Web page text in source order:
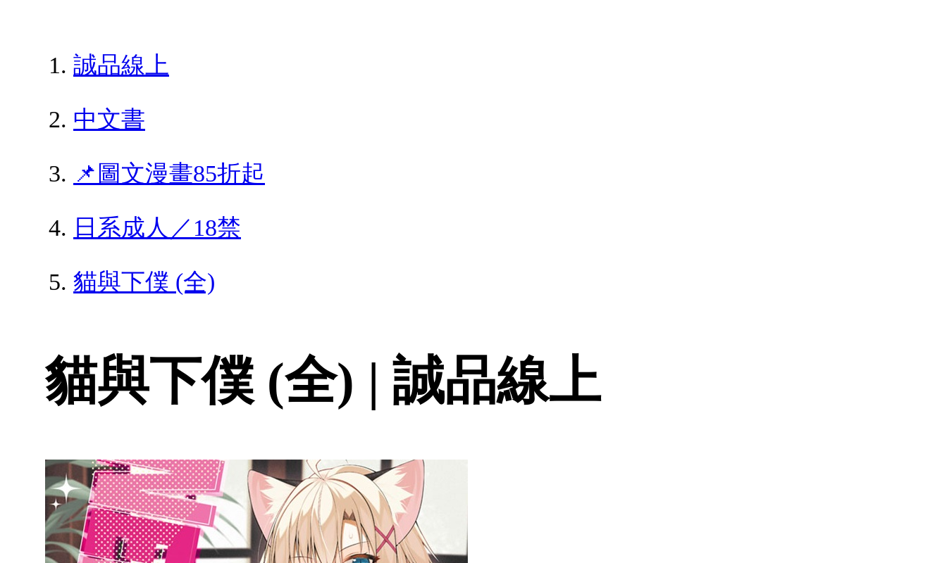
誠品線上
中文書
📌圖文漫畫85折起
日系成人／18禁
貓與下僕 (全)
貓與下僕 (全) | 誠品線上